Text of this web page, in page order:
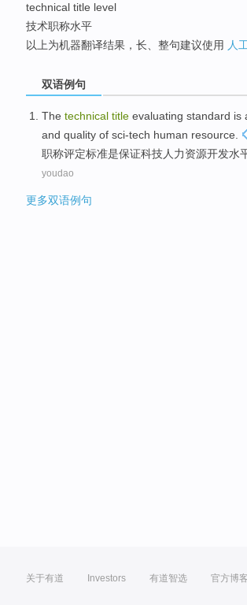
technical title level
技术职称水平
以上为机器翻译结果，长、整句建议使用 人
双语例句
The technical title evaluating standard is
and quality of sci-tech human resource
职称评定标准是保证科技人力资源开发水
youdao
更多双语例句
关于有道 Investors 有道智选 官方博客